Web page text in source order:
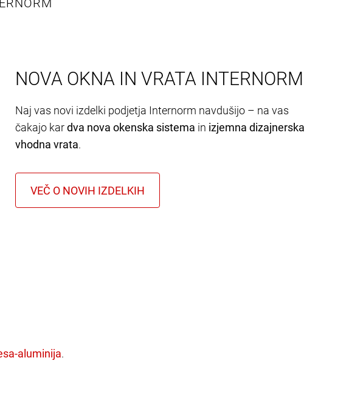
NOVA OKNA IN VRATA INTERNORM
Naj vas novi izdelki podjetja Internorm navdušijo – na vas
čakajo kardva nova okenska sistema in izjemna dizajnerska
vhodna vrata.
.